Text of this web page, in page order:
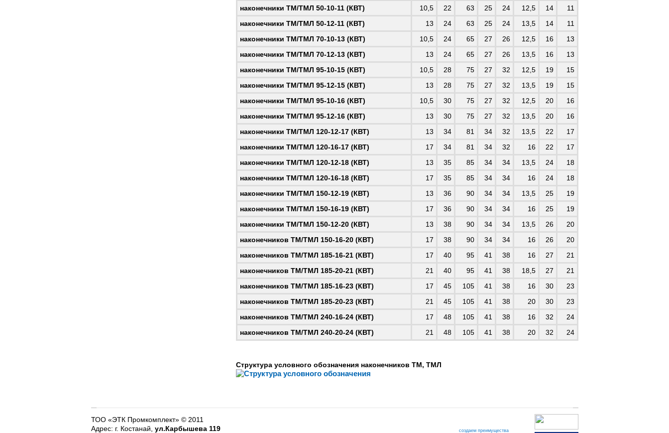
наконечники ТМ/ТМЛ 50-10-11 (КВТ) 10,5 22 63 25 24 12,5 14
11
наконечники ТМ/ТМЛ 50-12-11 (КВТ) 13 24 63 25 24 13,5 14
11
наконечники ТМ/ТМЛ 70-10-13 (КВТ) 10,5 24 65 27 26 12,5 16
13
наконечники ТМ/ТМЛ 70-12-13 (КВТ) 13 24 65 27 26 13,5 16
13
наконечники ТМ/ТМЛ 95-10-15 (КВТ) 10,5 28 75 27 32 12,5 19
15
наконечники ТМ/ТМЛ 95-12-15 (КВТ) 13 28 75 27 32 13,5 19
15
наконечники ТМ/ТМЛ 95-10-16 (КВТ) 10,5 30 75 27 32 12,5 20
16
наконечники ТМ/ТМЛ 95-12-16 (КВТ) 13 30 75 27 32 13,5 20
16
наконечники ТМ/ТМЛ 120-12-17 (КВТ) 13 34 81 34 32 13,5 22
17
наконечники ТМ/ТМЛ 120-16-17 (КВТ) 17 34 81 34 32 16 22
17
наконечники ТМ/ТМЛ 120-12-18 (КВТ) 13 35 85 34 34 13,5 24
18
наконечники ТМ/ТМЛ 120-16-18 (КВТ) 17 35 85 34 34 16 24
18
наконечники ТМ/ТМЛ 150-12-19 (КВТ) 13 36 90 34 34 13,5 25
19
наконечники ТМ/ТМЛ 150-16-19 (КВТ) 17 36 90 34 34 16 25
19
наконечники ТМ/ТМЛ 150-12-20 (КВТ) 13 38 90 34 34 13,5 26
20
наконечников ТМ/ТМЛ 150-16-20 (КВТ) 17 38 90 34 34 16 26
20
наконечников ТМ/ТМЛ 185-16-21 (КВТ) 17 40 95 41 38 16 27
21
наконечников ТМ/ТМЛ 185-20-21 (КВТ) 21 40 95 41 38 18,5 27
21
наконечников ТМ/ТМЛ 185-16-23 (КВТ) 17 45 105 41 38 16 30
23
наконечников ТМ/ТМЛ 185-20-23 (КВТ) 21 45 105 41 38 20 30
23
наконечников ТМ/ТМЛ 240-16-24 (КВТ) 17 48 105 41 38 16 32
24
наконечников ТМ/ТМЛ 240-20-24 (КВТ) 21 48 105 41 38 20 32 24
Структура условного обозначения наконечников ТМ, ТМЛ
ТОО «ЭТК Промкомплект» © 2011
Адрес: г. Костанай, ул.Карбышева 119 создаем преимущества